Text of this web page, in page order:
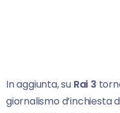
In aggiunta, su Rai 3
giornalismo d’inchiesta